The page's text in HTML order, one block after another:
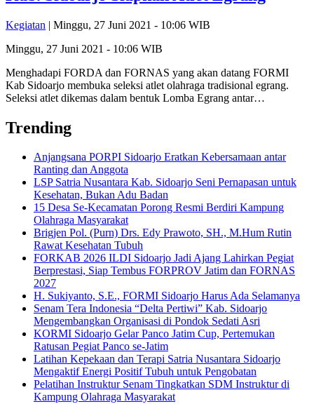
Kegiatan | Minggu, 27 Juni 2021 - 10:06 WIB
Minggu, 27 Juni 2021 - 10:06 WIB
Menghadapi FORDA dan FORNAS yang akan datang FORMI
Kab Sidoarjo membuka seleksi atlet olahraga tradisional egrang.
Seleksi atlet dikemas dalam bentuk Lomba Egrang antar…
Trending
Anjangsana PORPI Sidoarjo Eratkan Kebersamaan antar
Ranting dan Anggota
LSP Satria Nusantara Kab. Sidoarjo Seni Pernapasan untuk
Kesehatan, Bukan Adu Badan
15 Desa Se-Kecamatan Porong Resmi Berdiri Kampung
Olahraga Masyarakat
Brigjen Pol. (Purn) Drs. Edy Prawoto, SH., M.Hum Rutin
Rawat Kesehatan Tubuh
FORKAB 2026 ILDI Sidoarjo Jadi Ajang Lahirkan Pegiat
Berprestasi, Siap Tembus FORPROV Jatim dan FORNAS
2027
H. Sukiyanto, S.E., FORMI Sidoarjo Harus Ada Selamanya
Senam Tera Indonesia “Delta Pertiwi” Kab. Sidoarjo
Mengembangkan Organisasi di Pondok Sedati Asri
KORMI Sidoarjo Gelar Panco Jatim Cup, Pertemukan
Ratusan Pegiat Panco se-Jatim
Latihan Kepekaan dan Terapi Satria Nusantara Sidoarjo
Mengaktif Energi Positif Tubuh untuk Pengobatan
Pelatihan Instruktur Senam Tingkatkan SDM Instruktur di
Kampung Olahraga Masyarakat